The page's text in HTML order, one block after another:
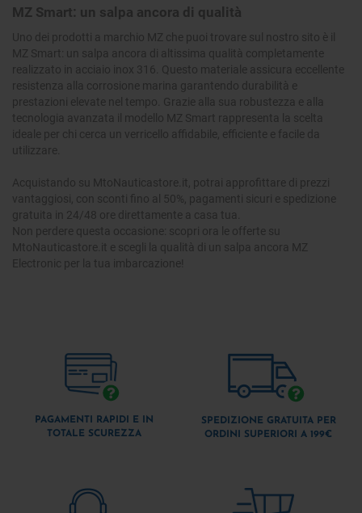
MZ Smart: un salpa ancora di qualità
Uno dei prodotti a marchio MZ che puoi trovare sul nostro sito è il
MZ Smart: un salpa ancora di altissima qualità completamente
realizzato in acciaio inox 316. Questo materiale assicura eccellente
resistenza alla corrosione marina garantendo durabilità e
prestazioni elevate nel tempo. Grazie alla sua robustezza e alla
tecnologia avanzata il modello MZ Smart rappresenta la scelta
ideale per chi cerca un verricello affidabile, efficiente e facile da
utilizzare.
Acquistando su MtoNauticastore.it, potrai approfittare di prezzi
vantaggiosi, con sconti fino al 50%, pagamenti sicuri e spedizione
gratuita in 24/48 ore direttamente a casa tua.
Non perdere questa occasione: scopri ora le offerte su
MtoNauticastore.it e scegli la qualità di un salpa ancora MZ
Electronic per la tua imbarcazione!
PAGAMENTI RAPIDI E IN
TOTALE SCUREZZA
SPEDIZIONE GRATUITA PER
ORDINI SUPERIORI A 199€